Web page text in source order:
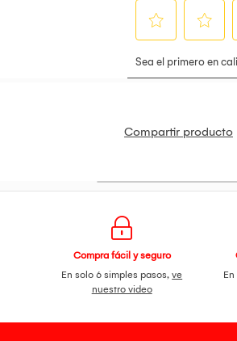
Ideal para:
Paseos,
Compartir producto
Compra fácil y seguro
En solo 6 simples pasos,ve
nuestro video